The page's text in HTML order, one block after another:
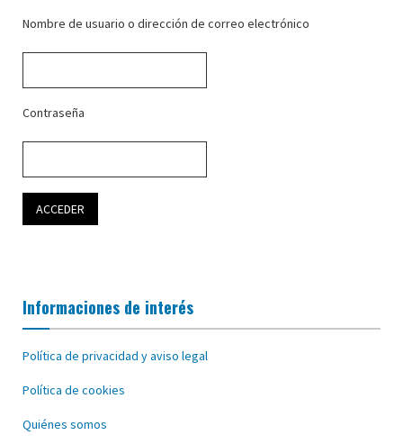
Nombre de usuario o dirección de correo electrónico
Contraseña
Informaciones de interés
Política de privacidad y aviso legal
Política de cookies
Quiénes somos